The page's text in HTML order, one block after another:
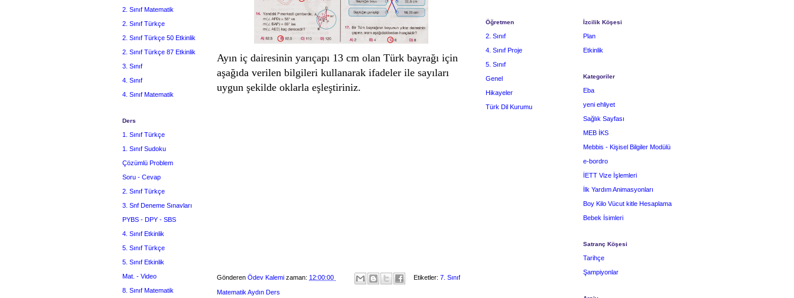
Ayın iç dairesinin yarıçapı 13 cm olan Türk bayrağı için
aşağıda verilen bilgileri kullanarak ifadeler ile sayıları
uygun şekilde oklarla eşleştiriniz.
Gönderen Ödev Kalemi zaman: 12:00:00 Etiketler: 7. Sınıf
Matematik Aydın Ders
2. Sınıf Matematik
2. Sınıf Türkçe
2. Sınıf Türkçe 50 Etkinlik
2. Sınıf Türkçe 87 Etkinlik
3. Sınıf
4. Sınıf
4. Sınıf Matematik
Ders
1. Sınıf Türkçe
1. Sınıf Sudoku
Çözümlü Problem
Soru - Cevap
2. Sınıf Türkçe
3. Snf Deneme Sınavları
PYBS - DPY - SBS
4. Sınıf Etkinlik
5. Sınıf Türkçe
5. Sınıf Etkinlik
Mat. - Video
8. Sınıf Matematik
Öğretmen
2. Sınıf
4. Sınıf Proje
5. Sınıf
Genel
Hikayeler
Türk Dil Kurumu
İzcilik Köşesi
Plan
Etkinlik
Kategoriler
Eba
yeni ehliyet
Sağlık Sayfası
MEB İKS
Mebbis - Kişisel Bilgiler Modülü
e-bordro
İETT Vize İşlemleri
İlk Yardım Animasyonları
Boy Kilo Vücut kitle Hesaplama
Bebek İsimleri
Satranç Köşesi
Tarihçe
Şampiyonlar